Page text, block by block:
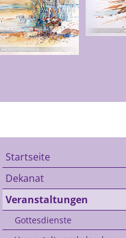
Startseite
Dekanat
Veranstaltungen
Gottesdienste